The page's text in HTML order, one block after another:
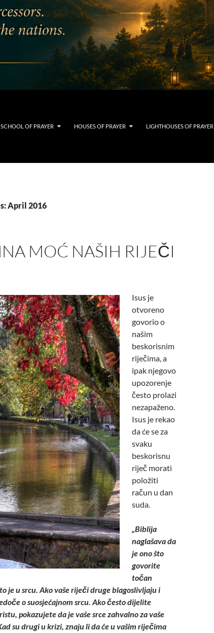
SCHOOL OF PRAYER HOUSES OF PRAYER LIGHTHOUSES OF PRAYER
April 2016
MOĆ NAŠIH RIJEČI
Isus je
otvoreno
govorio o
našim
beskorisnim
riječima, a
ipak njegovo
upozorenje
često prolazi
nezapaženo.
Isus je rekao
da će se za
svaku
beskorisnu
riječ morati
položiti
račun u dan
suda.
„Biblija
naglašava da
je ono što
govorite
točan
je u srcu. Ako vaše riječi druge blagoslivljaju i
o suosjećajnom srcu. Ako često dijelite
pokazujete da je vaše srce zahvalno za vaše
su drugi u krizi, znaju li da će u vašim riječima